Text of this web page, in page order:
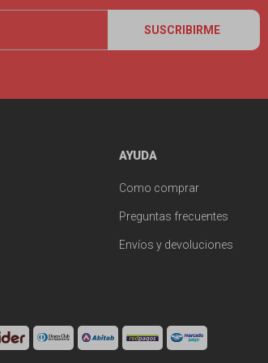
SUSCRIBIRME
AYUDA
Como comprar
Preguntas frecuentes
Envíos y devoluciones